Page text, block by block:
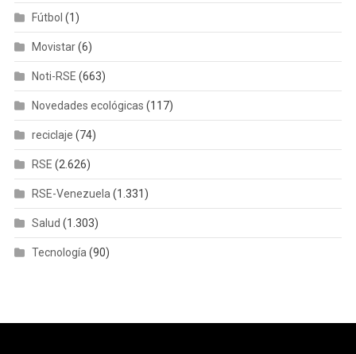
Fútbol (1)
Movistar(6)
Noti-RSE (663)
Novedades ecológicas (117)
reciclaje (74)
RSE (2.626)
RSE-Venezuela (1.331)
Salud (1.303)
Tecnología (90)